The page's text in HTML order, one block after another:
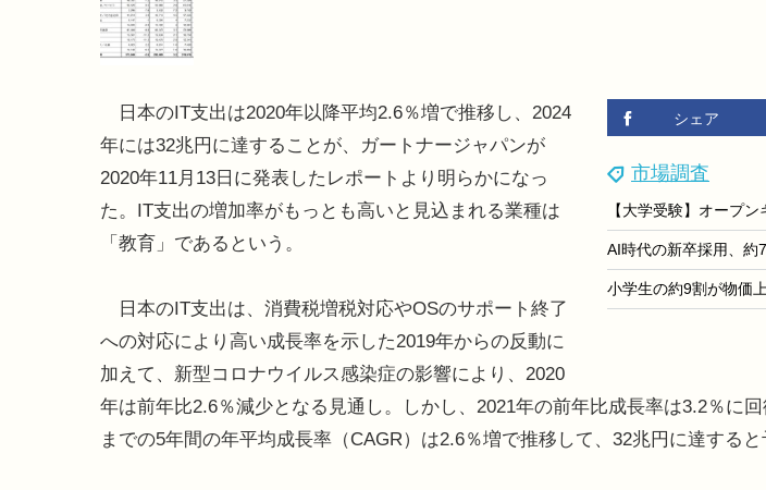
シェア
市場調査
日本のIT支出は2020年以降平均2.6％増で推移し、2024
年には32兆円に達することが、ガートナージャパンが
2020年11月13日に発表したレポートより明らかになっ
た。IT支出の増加率がもっとも高いと見込まれる業種は
「教育」であるという。
日本のIT支出は、消費税増税対応やOSのサポート終了
への対応により高い成長率を示した2019年からの反動に
加えて、新型コロナウイルス感染症の影響により、2020
年は前年比2.6％減少となる見通し。しかし、2021年の前年比成長率は3.2％に
までの5年間の年平均成長率（CAGR）は2.6％増で推移して、32兆円に達すると